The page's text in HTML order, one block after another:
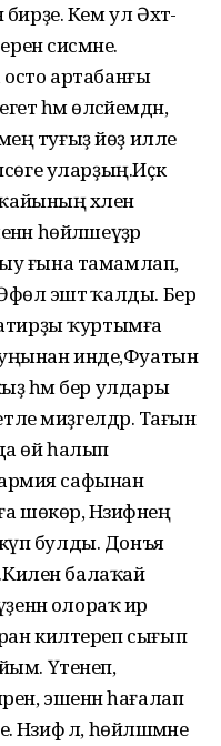
бирҙе. Кем ул Әхәт-
сисмәне.
осто артабанғы
һәм өләсәйемдән,
туғыҙ йөҙ илле
уларҙың.Иҫкә
хәлен
һөйләшеүҙәр
ғына тамамлап,
эштә ҡалды. Бер
ҡуртымға
инде,Фуатын
һәм бер улдары
миҙгелдәр. Тағын
өй һалып
сафынан
шөкөр, Нәзифәнең
булды. Донъя
балаҡай
олораҡ ир
килтереп сығып
Үтенеп,
эшенән һағалап
лә, һөйләшмәне